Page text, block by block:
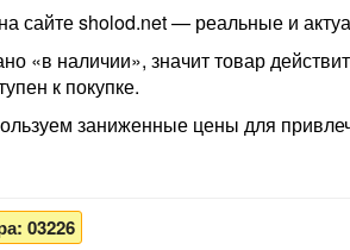
сайте sholod.net — реальные и
«в наличии», значит товар
к покупке.
заниженные цены для
03226